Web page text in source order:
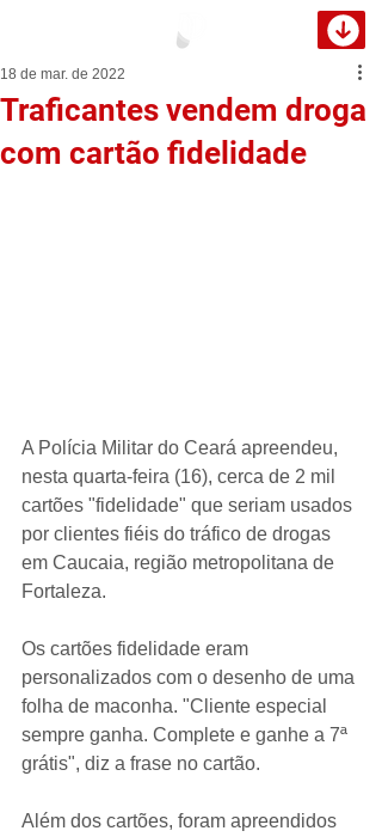
Traficantes vendem droga
com cartão fidelidade
18 de mar. de 2022
A Polícia Militar do Ceará apreendeu,
nesta quarta-feira (16), cerca de 2 mil
cartões "fidelidade" que seriam usados
por clientes fiéis do tráfico de drogas
em Caucaia, região metropolitana de
Fortaleza.
Os cartões fidelidade eram
personalizados com o desenho de uma
folha de maconha. "Cliente especial
sempre ganha. Complete e ganhe a 7ª
grátis", diz a frase no cartão.
Além dos cartões, foram apreendidos